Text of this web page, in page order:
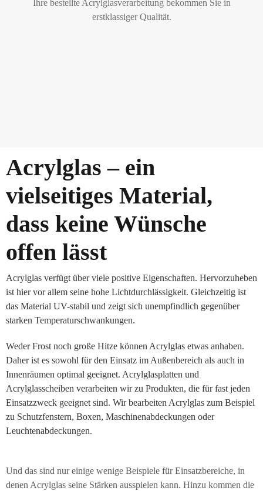
Ihre bestellte Acrylglasverarbeitung bekommen Sie in
erstklassiger Qualität.
Acrylglas – ein
vielseitiges Material,
dass keine Wünsche
offen lässt
Acrylglas verfügt über viele positive Eigenschaften. Hervorzuheben
ist hier vor allem seine hohe Lichtdurchlässigkeit. Gleichzeitig ist
das Material UV-stabil und zeigt sich unempfindlich gegenüber
starken Temperaturschwankungen.
Weder Frost noch große Hitze können Acrylglas etwas anhaben.
Daher ist es sowohl für den Einsatz im Außenbereich als auch in
Innenräumen optimal geeignet. Acrylglasplatten und
Acrylglasscheiben verarbeiten wir zu Produkten, die für fast jeden
Einsatzzweck geeignet sind. Wir bearbeiten Acrylglas zum Beispiel
zu Schutzfenstern, Boxen, Maschinenabdeckungen oder
Leuchtenabdeckungen.
Und das sind nur einige wenige Beispiele für Einsatzbereiche, in
denen Acrylglas seine Stärken ausspielen kann. Hinzu kommen die